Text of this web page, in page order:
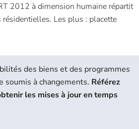
2012 à dimension humaine répartit
Les plus : placette
des biens et des programmes
soumis à changements. Référez
les mises à jour en temps